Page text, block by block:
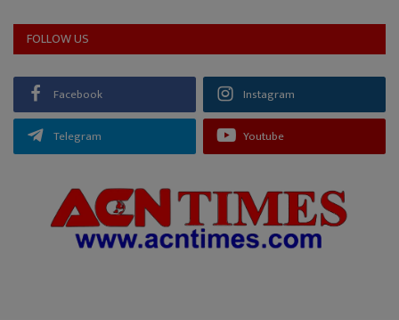
FOLLOW US
Facebook Instagram
Telegram Youtube